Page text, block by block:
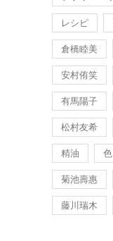
レシピ
倉橋睦美
安村侑笑
有馬陽子
松村友希
精油 色
菊池壽惠
藤川瑞木